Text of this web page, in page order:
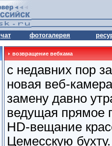
чат фотогалерея
возвращение вебкама
с недавних пор
новая веб-
замену давно
ведущая прямое
HD-вещание
Цемесскую